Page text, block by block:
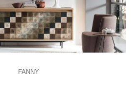
FANNY